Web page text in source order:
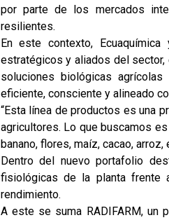
por parte de los mercados
resilientes.
En este contexto,
estratégicos y aliados del sector,
soluciones biológicas
eficiente, consciente y alineado
“Esta línea de productos es una
agricultores. Lo que buscamos
banano, flores, maíz, cacao,
Dentro del nuevo portafolio
fisiológicas de la planta frente
rendimiento.
A este se suma RADIFARM, un